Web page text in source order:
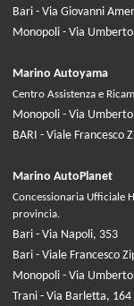
Bari - Via Giovanni
Monopoli - Via Umberto
Marino Autoyama
Centro Assistenza e
Monopoli - Via Umberto
BARI - Viale Francesco
Marino AutoPlanet
Concessionaria Ufficiale
provincia.
Bari - Via Napoli, 353
Bari - Viale Francesco
Monopoli - Via Umberto
Trani - Via Barletta, 164